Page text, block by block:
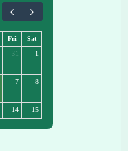
Fri
Sat
31 1
7 8
14 15